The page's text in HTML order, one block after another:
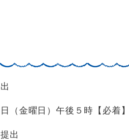
金曜日）午後５時【必着】
出